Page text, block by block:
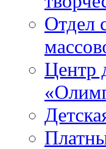
Отдел
Центр